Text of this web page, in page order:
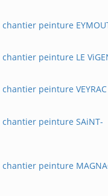
peinture
peinture LE
peinture VEYRAC
chantier peinture SAiNT-
peinture